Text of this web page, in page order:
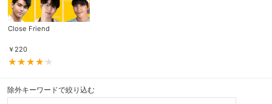
Close Friend
￥ 220
除外キーワードで絞り込む